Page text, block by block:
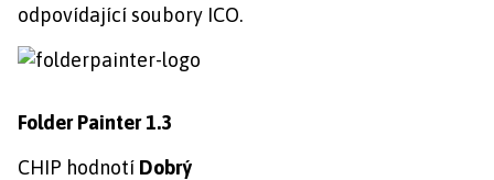
odpovídající soubory ICO.
Folder Painter 1.3
CHIP hodnotí Dobrý